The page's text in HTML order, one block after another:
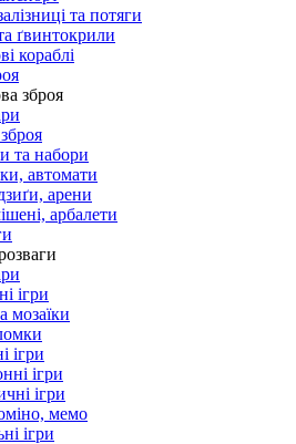
та потяги
ґвинтокрили
кораблі
зброя
та набори
автомати
арени
арбалети
ігри
мозаїки
ігри
ігри
ігри
мемо
ігри